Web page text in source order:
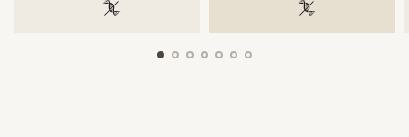
100 % gentechnikfrei 100 %